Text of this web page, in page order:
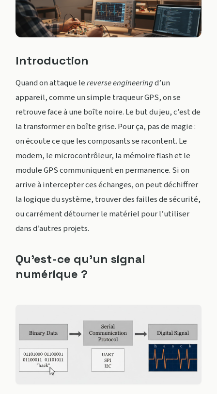
Introduction
Quand on attaque lereverse engineeringd’un
appareil, comme un simple traqueur GPS, on se
retrouve face à une boîte noire. Le but du jeu, c’est de
la transformer en boîte grise. Pour ça, pas de magie :
on écoute ce que les composants se racontent. Le
modem, le microcontrôleur, la mémoire flash et le
module GPS communiquent en permanence. Si on
arrive à intercepter ces échanges, on peut déchiffrer
la logique du système, trouver des failles de sécurité,
ou carrément détourner le matériel pour l’utiliser
dans d’autres projets.
Qu’est-ce qu’un signal
numérique ?